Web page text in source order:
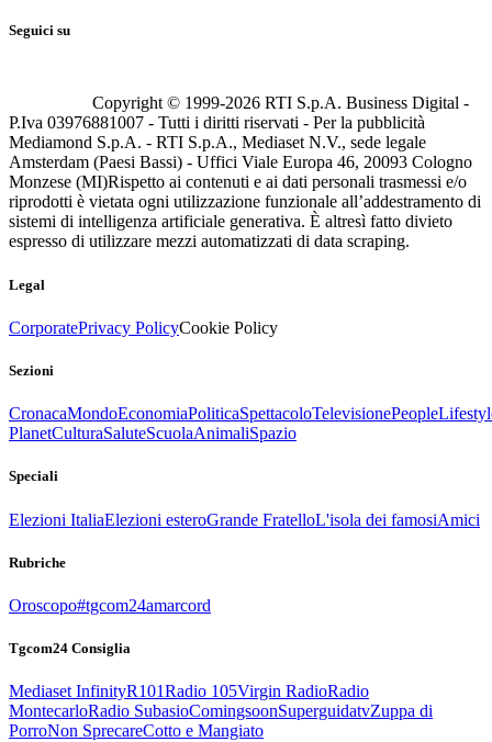
Seguici su
Copyright © 1999-2026 RTI S.p.A. Business Digital -
P.Iva 03976881007 - Tutti i diritti riservati - Per la pubblicità
Mediamond S.p.A. - RTI S.p.A., Mediaset N.V., sede legale
Amsterdam (Paesi Bassi) - Uffici Viale Europa 46, 20093 Cologno
Monzese (MI)Rispetto ai contenuti e ai dati personali trasmessi e/o
riprodotti è vietata ogni utilizzazione funzionale all’addestramento di
sistemi di intelligenza artificiale generativa. È altresì fatto divieto
espresso di utilizzare mezzi automatizzati di data scraping.
Legal
CorporatePrivacy PolicyCookie Policy
Sezioni
CronacaMondoEconomiaPoliticaSpettacoloTelevisionePeople
PlanetCulturaSaluteScuolaAnimaliSpazio
Speciali
Elezioni ItaliaElezioni esteroGrande FratelloL'isola dei famosiAmici
Rubriche
Oroscopo#tgcom24amarcord
Tgcom24 Consiglia
Mediaset InfinityR101Radio 105Virgin RadioRadio
MontecarloRadio SubasioComingsoonSuperguidatvZuppa di
PorroNon SprecareCotto e Mangiato